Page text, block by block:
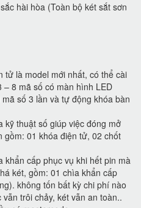
hài hòa (Toàn bộ két sắt sơn
tử là model mới nhất, có thể cài
– 8 mã số có màn hình LED
mã số 3 lần và tự động khóa bàn
kỹ thuật số giúp việc đóng mở
gồm: 01 khóa điện tử, 02 chốt
khẩn cấp phục vụ khi hết pin mà
két, gồm: 01 chìa khẩn cấp
không tốn bất kỳ chi phí nào
vẫn trôi chảy, két vẫn an toàn..